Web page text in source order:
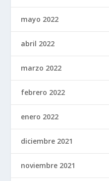
mayo 2022
abril 2022
marzo 2022
febrero 2022
enero 2022
diciembre 2021
noviembre 2021